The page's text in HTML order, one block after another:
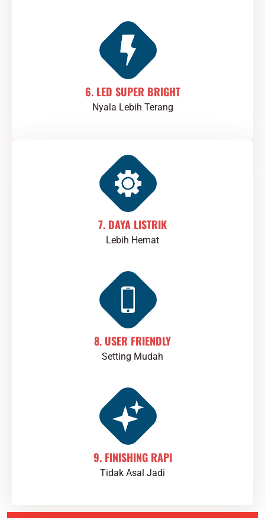
6. LED SUPER BRIGHT
Nyala Lebih Terang
7. DAYA LISTRIK
Lebih Hemat
8. USER FRIENDLY
Setting Mudah
9. FINISHING RAPI
Tidak Asal Jadi